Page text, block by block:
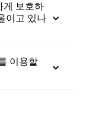
보호하
이고 있나
이용할